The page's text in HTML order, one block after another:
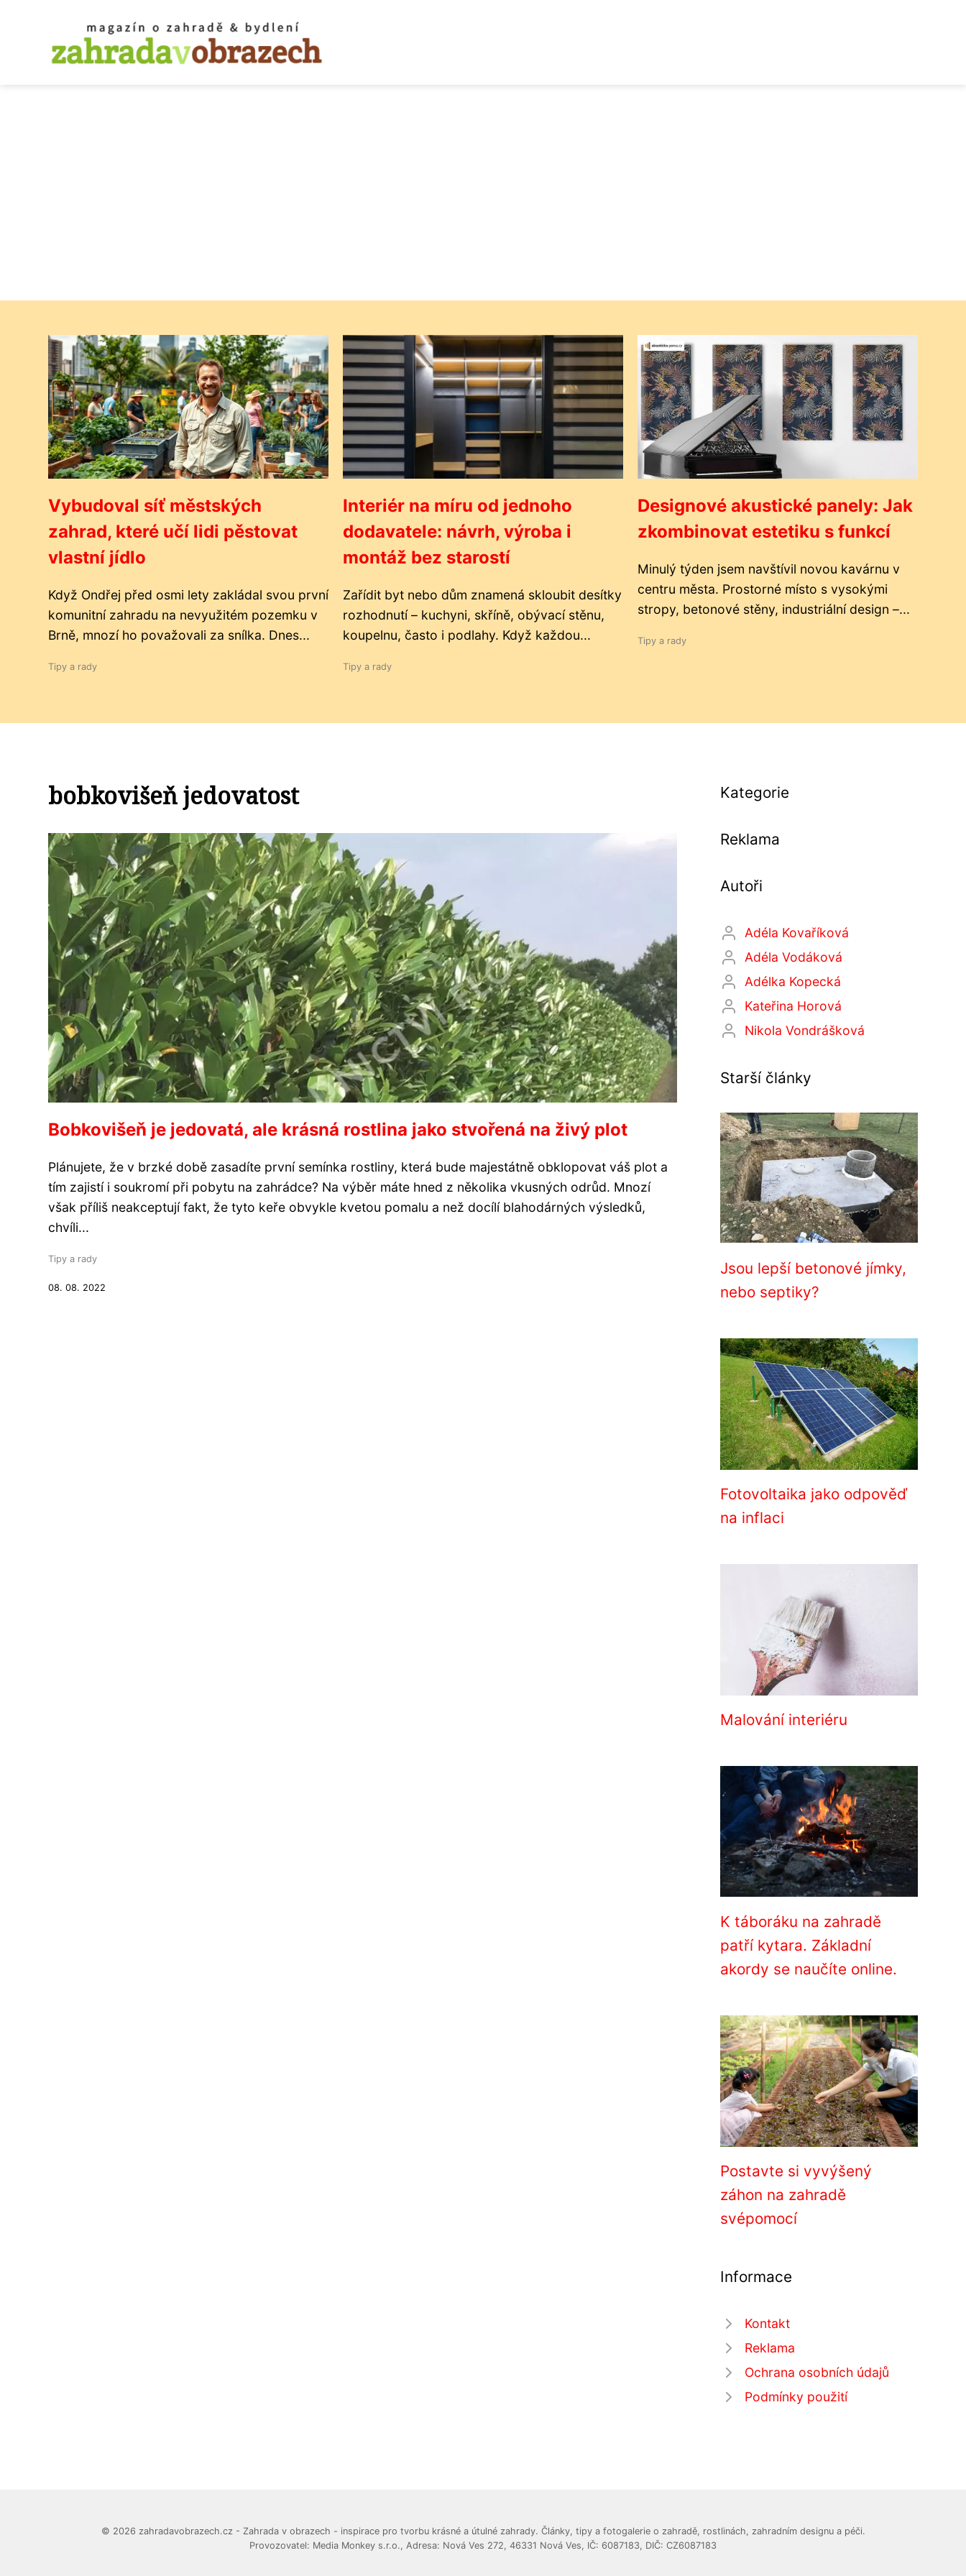
Vybudoval síť městských
zahrad, které učí lidi pěstovat
vlastní jídlo
Když Ondřej před osmi lety zakládal svou první
komunitní zahradu na nevyužitém pozemku v
Brně, mnozí ho považovali za snílka. Dnes...
Tipy a rady
Interiér na míru od jednoho
dodavatele: návrh, výroba i
montáž bez starostí
Zařídit byt nebo dům znamená skloubit desítky
rozhodnutí – kuchyni, skříně, obývací stěnu,
koupelnu, často i podlahy. Když každou...
Tipy a rady
Designové akustické panely: Jak
zkombinovat estetiku s funkcí
Minulý týden jsem navštívil novou kavárnu v
centru města. Prostorné místo s vysokými
stropy, betonové stěny, industriální design –...
Tipy a rady
bobkovišeň jedovatost
Bobkovišeň je jedovatá, ale krásná rostlina jako stvořená na živý plot
Plánujete, že v brzké době zasadíte první semínka rostliny, která bude majestátně obklopovat váš plot a
tím zajistí i soukromí při pobytu na zahrádce? Na výběr máte hned z několika vkusných odrůd. Mnozí
však příliš neakceptují fakt, že tyto keře obvykle kvetou pomalu a než docílí blahodárných výsledků,
chvíli...
Tipy a rady
08. 08. 2022
Kategorie
Reklama
Autoři
Adéla Kovaříková
Adéla Vodáková
Adélka Kopecká
Kateřina Horová
Nikola Vondrášková
Starší články
Jsou lepší betonové jímky,
nebo septiky?
Fotovoltaika jako odpověď
na inflaci
Malování interiéru
K táboráku na zahradě
patří kytara. Základní
akordy se naučíte online.
Postavte si vyvýšený
záhon na zahradě
svépomocí
Informace
Kontakt
Reklama
Ochrana osobních údajů
Podmínky použití
© 2026 zahradavobrazech.cz - Zahrada v obrazech - inspirace pro tvorbu krásné a útulné zahrady. Články, tipy a fotogalerie o zahradě, rostlinách, zahradním designu a péči.
Provozovatel: Media Monkey s.r.o., Adresa: Nová Ves 272, 46331 Nová Ves, IČ: 6087183, DIČ: CZ6087183